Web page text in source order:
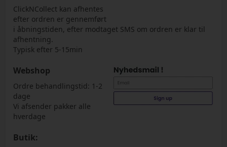
ClickNCollect kan afhentes
efter ordren er gennemført
i åbningstiden, efter modtaget SMS om ordren er klar til
afhentning.
Typisk efter 5-15min
Webshop
Ordre behandlingstid: 1-2
dage
Vi afsender pakker alle
hverdage
Butik: